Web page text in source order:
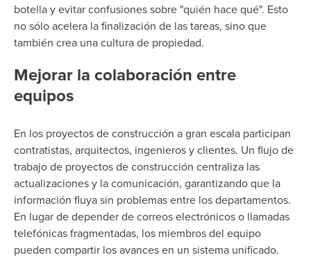
botella y evitar confusiones sobre "quién hace qué". Esto
no sólo acelera la finalización de las tareas, sino que
también crea una cultura de propiedad.
Mejorar la colaboración entre
equipos
En los proyectos de construcción a gran escala participan
contratistas, arquitectos, ingenieros y clientes. Un flujo de
trabajo de proyectos de construcción centraliza las
actualizaciones y la comunicación, garantizando que la
información fluya sin problemas entre los departamentos.
En lugar de depender de correos electrónicos o llamadas
telefónicas fragmentadas, los miembros del equipo
pueden compartir los avances en un sistema unificado.